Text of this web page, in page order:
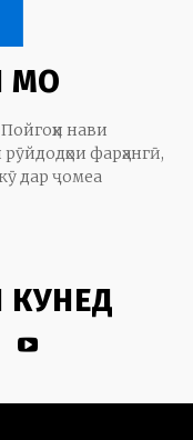
МО
нави
фарҳангӣ,
дар ҷомеа